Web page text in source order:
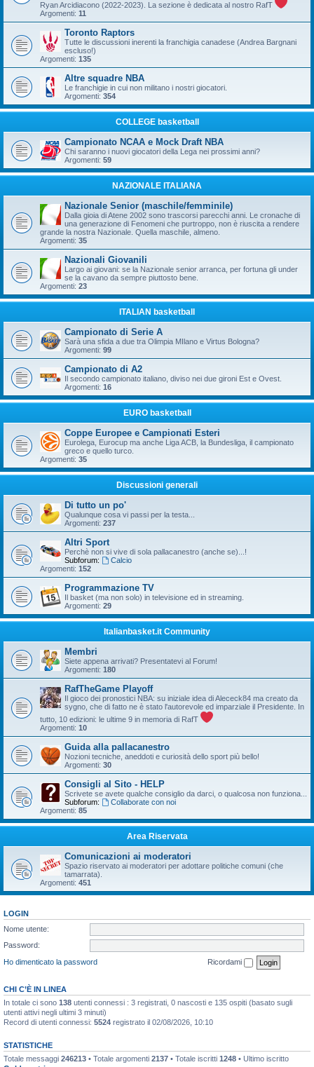
Ryan Arcidiacono (2022-2023). La sezione è dedicata al nostro RafT
Argomenti: 11
Toronto Raptors
Tutte le discussioni inerenti la franchigia canadese (Andrea Bargnani
escluso!)
Argomenti: 135
Altre squadre NBA
Le franchigie in cui non militano i nostri giocatori.
Argomenti: 354
COLLEGE basketball
Campionato NCAA e Mock Draft NBA
Chi saranno i nuovi giocatori della Lega nei prossimi anni?
Argomenti: 59
NAZIONALE ITALIANA
Nazionale Senior (maschile/femminile)
Dalla gioia di Atene 2002 sono trascorsi parecchi anni. Le cronache di
una generazione di Fenomeni che purtroppo, non è riuscita a rendere
grande la nostra Nazionale. Quella maschile, almeno.
Argomenti: 35
Nazionali Giovanili
Largo ai giovani: se la Nazionale senior arranca, per fortuna gli under
se la cavano da sempre piuttosto bene.
Argomenti: 23
ITALIAN basketball
Campionato di Serie A
Sarà una sfida a due tra Olimpia MIlano e Virtus Bologna?
Argomenti: 99
Campionato di A2
Il secondo campionato italiano, diviso nei due gironi Est e Ovest.
Argomenti: 16
EURO basketball
Coppe Europee e Campionati Esteri
Eurolega, Eurocup ma anche Liga ACB, la Bundesliga, il campionato
greco e quello turco.
Argomenti: 35
Discussioni generali
Di tutto un po'
Qualunque cosa vi passi per la testa...
Argomenti: 237
Altri Sport
Perchè non si vive di sola pallacanestro (anche se)...!
Subforum:
Calcio
Argomenti: 152
Programmazione TV
Il basket (ma non solo) in televisione ed in streaming.
Argomenti: 29
Italianbasket.it Community
Membri
Siete appena arrivati? Presentatevi al Forum!
Argomenti: 180
RafTheGame Playoff
Il gioco dei pronostici NBA: su iniziale idea di Alececk84 ma creato da
sygno, che di fatto ne è stato l'autorevole ed imparziale il Presidente. In
tutto, 10 edizioni: le ultime 9 in memoria di RafT
Argomenti: 10
Guida alla pallacanestro
Nozioni tecniche, aneddoti e curiosità dello sport più bello!
Argomenti: 30
Consigli al Sito - HELP
Scrivete se avete qualche consiglio da darci, o qualcosa non funziona...
Subforum:
Collaborate con noi
Argomenti: 85
Area Riservata
Comunicazioni ai moderatori
Spazio riservato ai moderatori per adottare politiche comuni (che
tamarrata).
Argomenti: 451
LOGIN
Nome utente:
Password:
Ho dimenticato la password
Ricordami
CHI C’È IN LINEA
In totale ci sono 138 utenti connessi : 3 registrati, 0 nascosti e 135 ospiti (basato sugli
utenti attivi negli ultimi 3 minuti)
Record di utenti connessi: 5524 registrato il 02/08/2026, 10:10
STATISTICHE
Totale messaggi 246213 • Totale argomenti 2137 • Totale iscritti 1248 • Ultimo iscritto